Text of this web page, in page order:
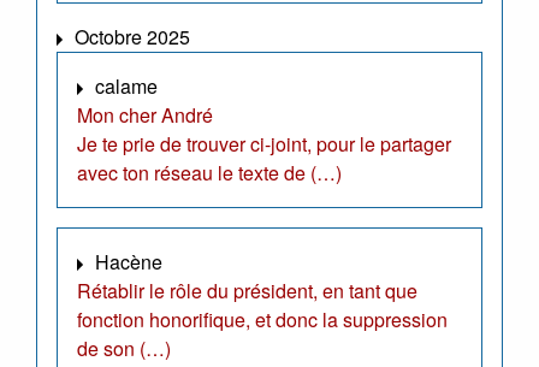
Octobre 2025
calame
Mon cher André
Je te prie de trouver ci-joint, pour le partager
avec ton réseau le texte de (…)
Hacène
Rétablir le rôle du président, en tant que
fonction honorifique, et donc la suppression
de son (…)